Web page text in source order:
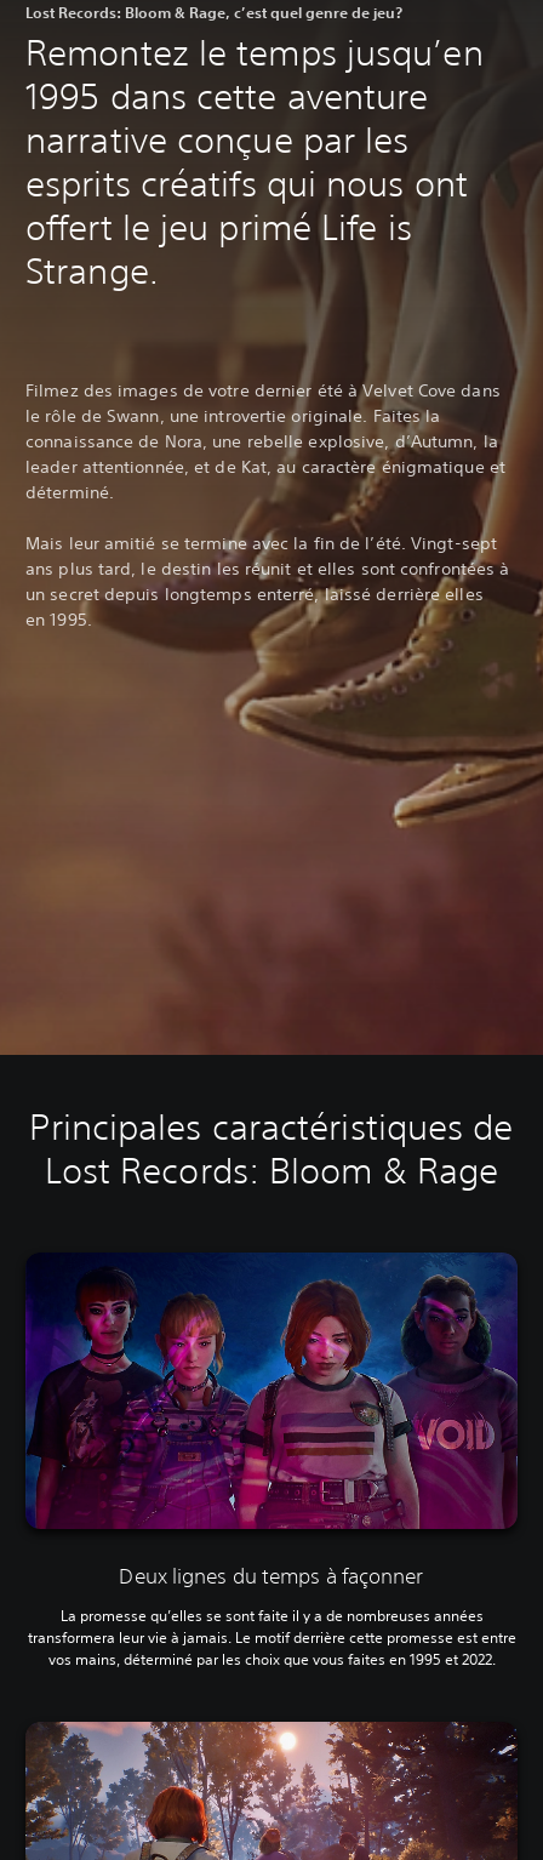
Lost Records: Bloom & Rage, c’est quel genre de jeu?
Remontez le temps jusqu’en
1995 dans cette aventure
narrative conçue par les
esprits créatifs qui nous ont
offert le jeu primé Life is
Strange.
Filmez des images de votre dernier été à Velvet Cove dans
le rôle de Swann, une introvertie originale. Faites la
connaissance de Nora, une rebelle explosive, d’Autumn, la
leader attentionnée, et de Kat, au caractère énigmatique et
déterminé.
Mais leur amitié se termine avec la fin de l’été. Vingt-sept
ans plus tard, le destin les réunit et elles sont confrontées à
un secret depuis longtemps enterré, laissé derrière elles
en 1995.
Principales caractéristiques de
Lost Records: Bloom & Rage
Deux lignes du temps à façonner
La promesse qu’elles se sont faite il y a de nombreuses années
transformera leur vie à jamais. Le motif derrière cette promesse est entre
vos mains, déterminé par les choix que vous faites en 1995 et 2022.